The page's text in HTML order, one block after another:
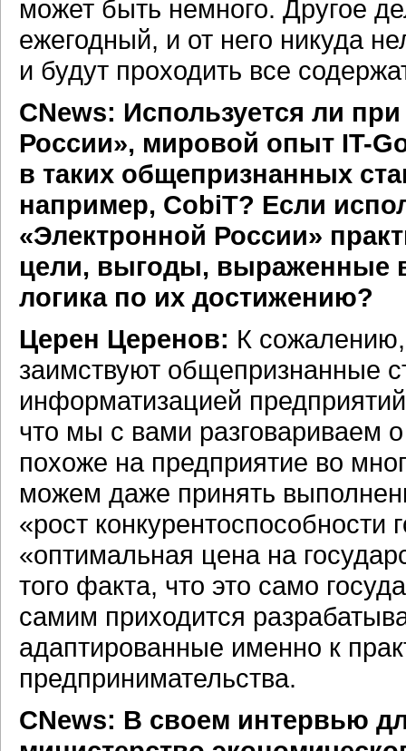
может быть немного. Другое
ежегодный, и от него никуда
и будут проходить все
СNews: Используется ли
России», мировой опыт IT-
в таких общепризнанных
например, CobiT? Если
«Электронной России»
цели, выгоды, выраженные
логика по их достижению?
Церен Церенов: К
заимствуют общепризнанные
информатизацией
что мы с вами разговариваем
похоже на предприятие во
можем даже принять
«рост конкурентоспособности
«оптимальная цена на
того факта, что это само
самим приходится
адаптированные именно к
предпринимательства.
СNews: В своем интервью